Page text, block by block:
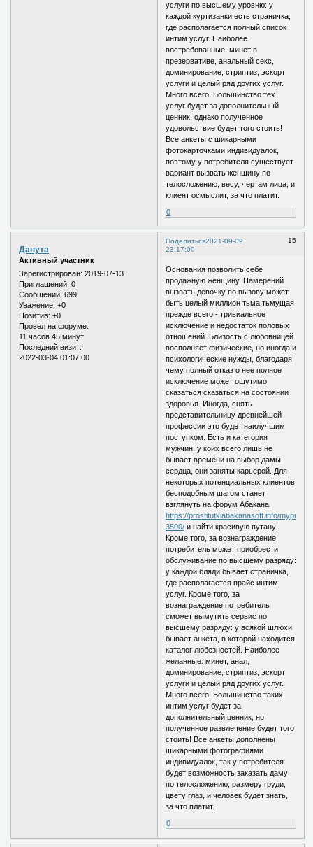
услуги по высшему уровню: у
каждой куртизанки есть страничка,
где располагается полный список
интим услуг. Наиболее
востребованные: минет в
презервативе, анальный секс,
доминирование, стриптиз, эскорт
услуги и целый ряд других услуг.
Много всего. Большинство тех
услуг будет за дополнительный
ценник, однако полученное
удовольствие будет того стоить!
Все анкеты с шикарными
фотокарточками индивидуалок,
поэтому у потребителя существует
вариант вызвать женщину по
телосложению, весу, чертам лица, и
клиент осмыслит, за что платит.
0
Поделиться 15
2021-09-09
23:17:00
Данута
Активный участник
Зарегистрирован: 2019-07-13
Приглашений: 0
Сообщений: 699
Уважение: +0
Позитив: +0
Провел на форуме:
11 часов 45 минут
Последний визит:
2022-03-04 01:07:00
Основания позволить себе
продажную женщину. Намерений
вызвать девочку по вызову может
быть целый миллион тьма тьмущая
прежде всего - тривиальное
исключение и недостаток половых
отношений. Близость с любовницей
восполняет физические, но иногда и
психологические нужды, благодаря
чему полный отказ о нее полное
исключение может ощутимо
сказаться сказаться на состоянии
здоровья. Иногда, снять
представительницу древнейшей
профессии это будет наилучшим
поступком. Есть и категория
мужчин, у коих всего лишь не
бывает времени на выбор дамы
сердца, они заняты карьерой. Для
некоторых потенциальных клиентов
бесподобным шагом станет
взглянуть на форум Абакана
https://prostitutkiabakanasoft.info/myprice/
3500/ и найти красивую путану.
Кроме того, за вознаграждение
потребитель может приобрести
обслуживание по высшему разряду:
у каждой бляди бывает страничка,
где располагается прайс интим
услуг. Кроме того, за
вознаграждение потребитель
сможет вымутить сервис по
высшему разряду: у всякой шлюхи
бывает анкета, в которой находится
каталог любезностей. Наиболее
желанные: минет, анал,
доминирование, стриптиз, эскорт
услуги и целый ряд других услуг.
Много всего. Большинство таких
интим услуг будет за
дополнительный ценник, но
полученное развлечение будет того
стоить! Все анкеты дополнены
шикарными фотографиями
индивидуалок, так у потребителя
будет возможность заказать даму
по телосложению, размеру груди,
цвету глаз, и человек будет знать,
за что платит.
0